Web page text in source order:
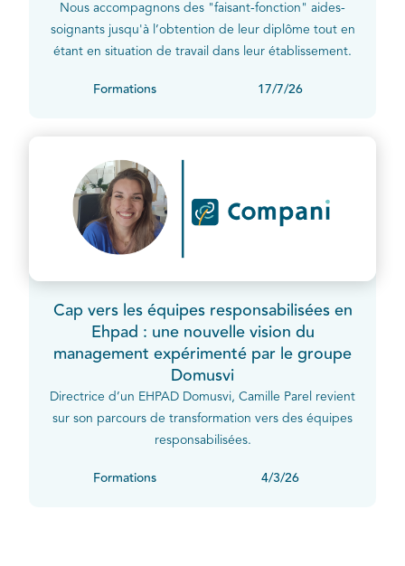
Nous accompagnons des "faisant-fonction" aides-
soignants jusqu'à l’obtention de leur diplôme tout en
étant en situation de travail dans leur établissement.
Formations 17/7/26
Cap vers les équipes responsabilisées en
Ehpad : une nouvelle vision du
management expérimenté par le groupe
Domusvi
Directrice d’un EHPAD Domusvi, Camille Parel revient
sur son parcours de transformation vers des équipes
responsabilisées.
Formations 4/3/26